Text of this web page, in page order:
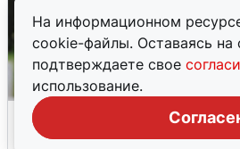
На информационном
cookie-файлы. Оставаясь на
подтверждаете свое
использование.
Волгоградцы остались
мобильного интернета